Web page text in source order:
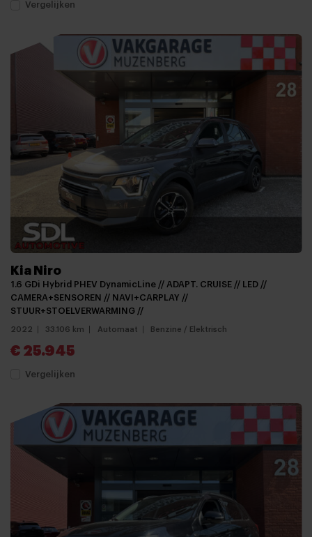
Vergelijken
Kia Niro
1.6 GDi Hybrid PHEV DynamicLine // ADAPT. CRUISE // LED //
CAMERA+SENSOREN // NAVI+CARPLAY //
STUUR+STOELVERWARMING //
2022 33.106 km Automaat Benzine / Elektrisch
€ 25.945
Vergelijken